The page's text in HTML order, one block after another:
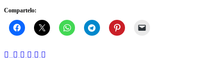
Compartelo: